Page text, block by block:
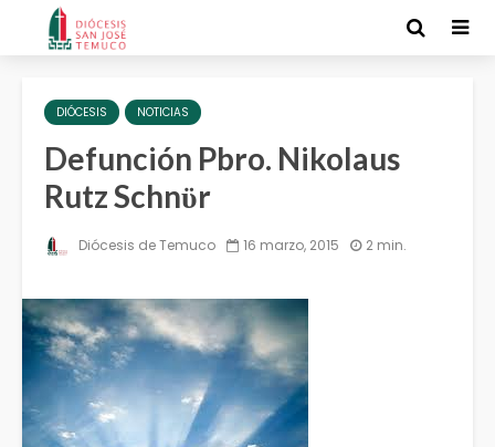
DIÓCESIS NOTICIAS
Defunción Pbro. Nikolaus
Rutz Schnϋr
Diócesis de Temuco 16 marzo, 2015 2 min.